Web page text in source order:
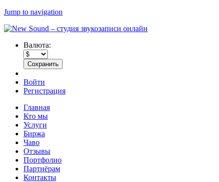
Jump to navigation
Валюта:
Войти
Регистрация
Главная
Кто мы
Услуги
Биржа
Чаво
Отзывы
Портфолио
Партнёрам
Контакты